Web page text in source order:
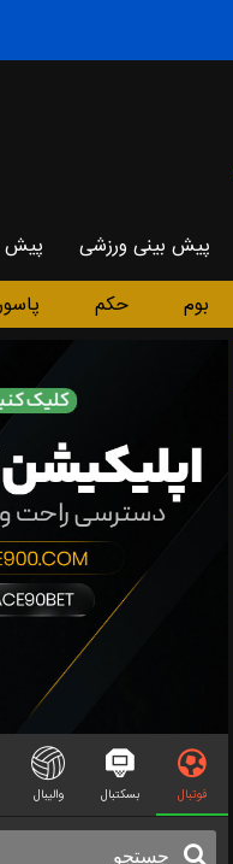
پیش بینی ورزشی پیش
بوم حکم
فوتبال بسکتبال والیبال